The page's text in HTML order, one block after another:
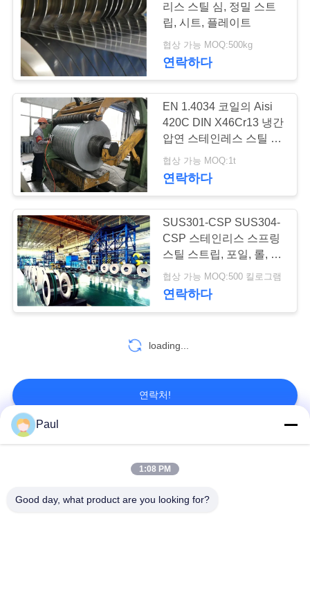
문
을
요
구
세
요
사
이
트
맵
POLICY
스테인리스 와이어
97
스테인레스 스틸 바
스테인레스 스틸 튜
브
70
잎 강철
리스 스틸 심, 정밀 스트
립, 시트, 플레이트
협상 가능 MOQ:500kg
연락하다
EN 1.4034 코일의 Aisi
420C DIN X46Cr13 냉간
압연 스테인레스 스틸 스
트립
협상 가능 MOQ:1t
연락하다
SUS301-CSP SUS304-
CSP 스테인리스 스프링
스틸 스트립, 포일, 롤, 코
일, 벨트
협상 가능 MOQ:500 킬로그램
연락하다
loading...
연락처!
마텐 자이 트계 스테
스테인리스를 강하게
Paul
1:08 PM
Good day, what product are you looking for?